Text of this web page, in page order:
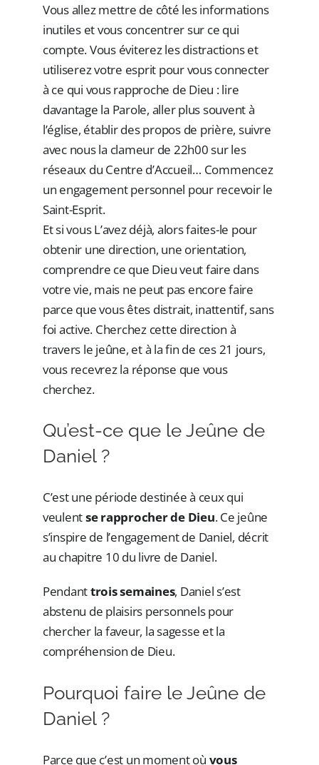
Vous allez mettre de côté les informations
inutiles et vous concentrer sur ce qui
compte. Vous éviterez les distractions et
utiliserez votre esprit pour vous connecter
à ce qui vous rapproche de Dieu : lire
davantage la Parole, aller plus souvent à
l’église, établir des propos de prière, suivre
avec nous la clameur de 22h00 sur les
réseaux du Centre d’Accueil… Commencez
un engagement personnel pour recevoir le
Saint-Esprit.
Et si vous L’avez déjà, alors faites-le pour
obtenir une direction, une orientation,
comprendre ce que Dieu veut faire dans
votre vie, mais ne peut pas encore faire
parce que vous êtes distrait, inattentif, sans
foi active. Cherchez cette direction à
travers le jeûne, et à la fin de ces 21 jours,
vous recevrez la réponse que vous
cherchez.
Qu’est-ce que le Jeûne de
Daniel ?
C’est une période destinée à ceux qui
veulentse rapprocher de Dieu. Ce jeûne
s’inspire de l’engagement de Daniel, décrit
au chapitre 10 du livre de Daniel.
Pendanttrois semaines, Daniel s’est
abstenu de plaisirs personnels pour
chercher la faveur, la sagesse et la
compréhension de Dieu.
Pourquoi faire le Jeûne de
Daniel ?
Parce que c’est un moment où vous